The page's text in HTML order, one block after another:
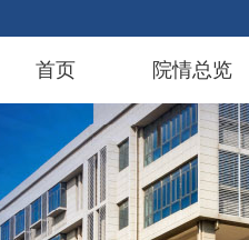
首页 院情总览